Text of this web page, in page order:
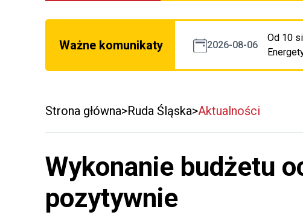
Ważne komunikaty 2026-08-06
Od 10
Strona główna Ruda Śląska Aktualności
Wykonanie budżetu
pozytywnie